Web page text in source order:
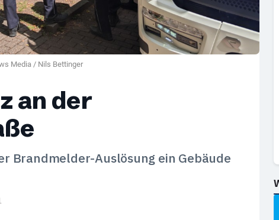
Media / Nils Bettinger
an der
Brandmelder-Auslösung ein Gebäude